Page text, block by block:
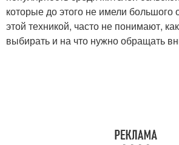
которые до этого не имели большого
этой техникой, часто не понимают,
выбирать и на что нужно обращать